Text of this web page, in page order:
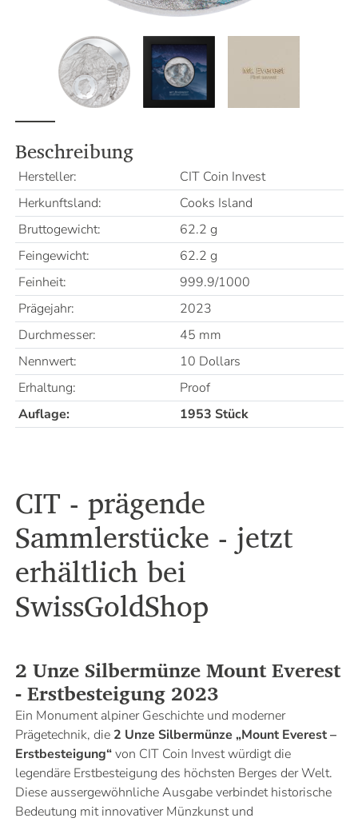
Beschreibung
Hersteller:
CIT Coin Invest
Herkunftsland:
Cooks Island
Bruttogewicht:
62.2 g
Feingewicht:
62.2 g
Feinheit:
999.9/1000
Prägejahr:
2023
Durchmesser:
45 mm
Nennwert:
10 Dollars
Erhaltung:
Proof
Auflage:
1953 Stück
CIT - prägende
Sammlerstücke - jetzt
erhältlich bei
SwissGoldShop
2 Unze Silbermünze Mount Everest
- Erstbesteigung 2023
Ein Monument alpiner Geschichte und moderner
Prägetechnik, die 2 Unze Silbermünze „Mount Everest –
Erstbesteigung“von CIT Coin Invest würdigt die
legendäre Erstbesteigung des höchsten Berges der Welt.
Diese aussergewöhnliche Ausgabe verbindet historische
Bedeutung mit innovativer Münzkunst und